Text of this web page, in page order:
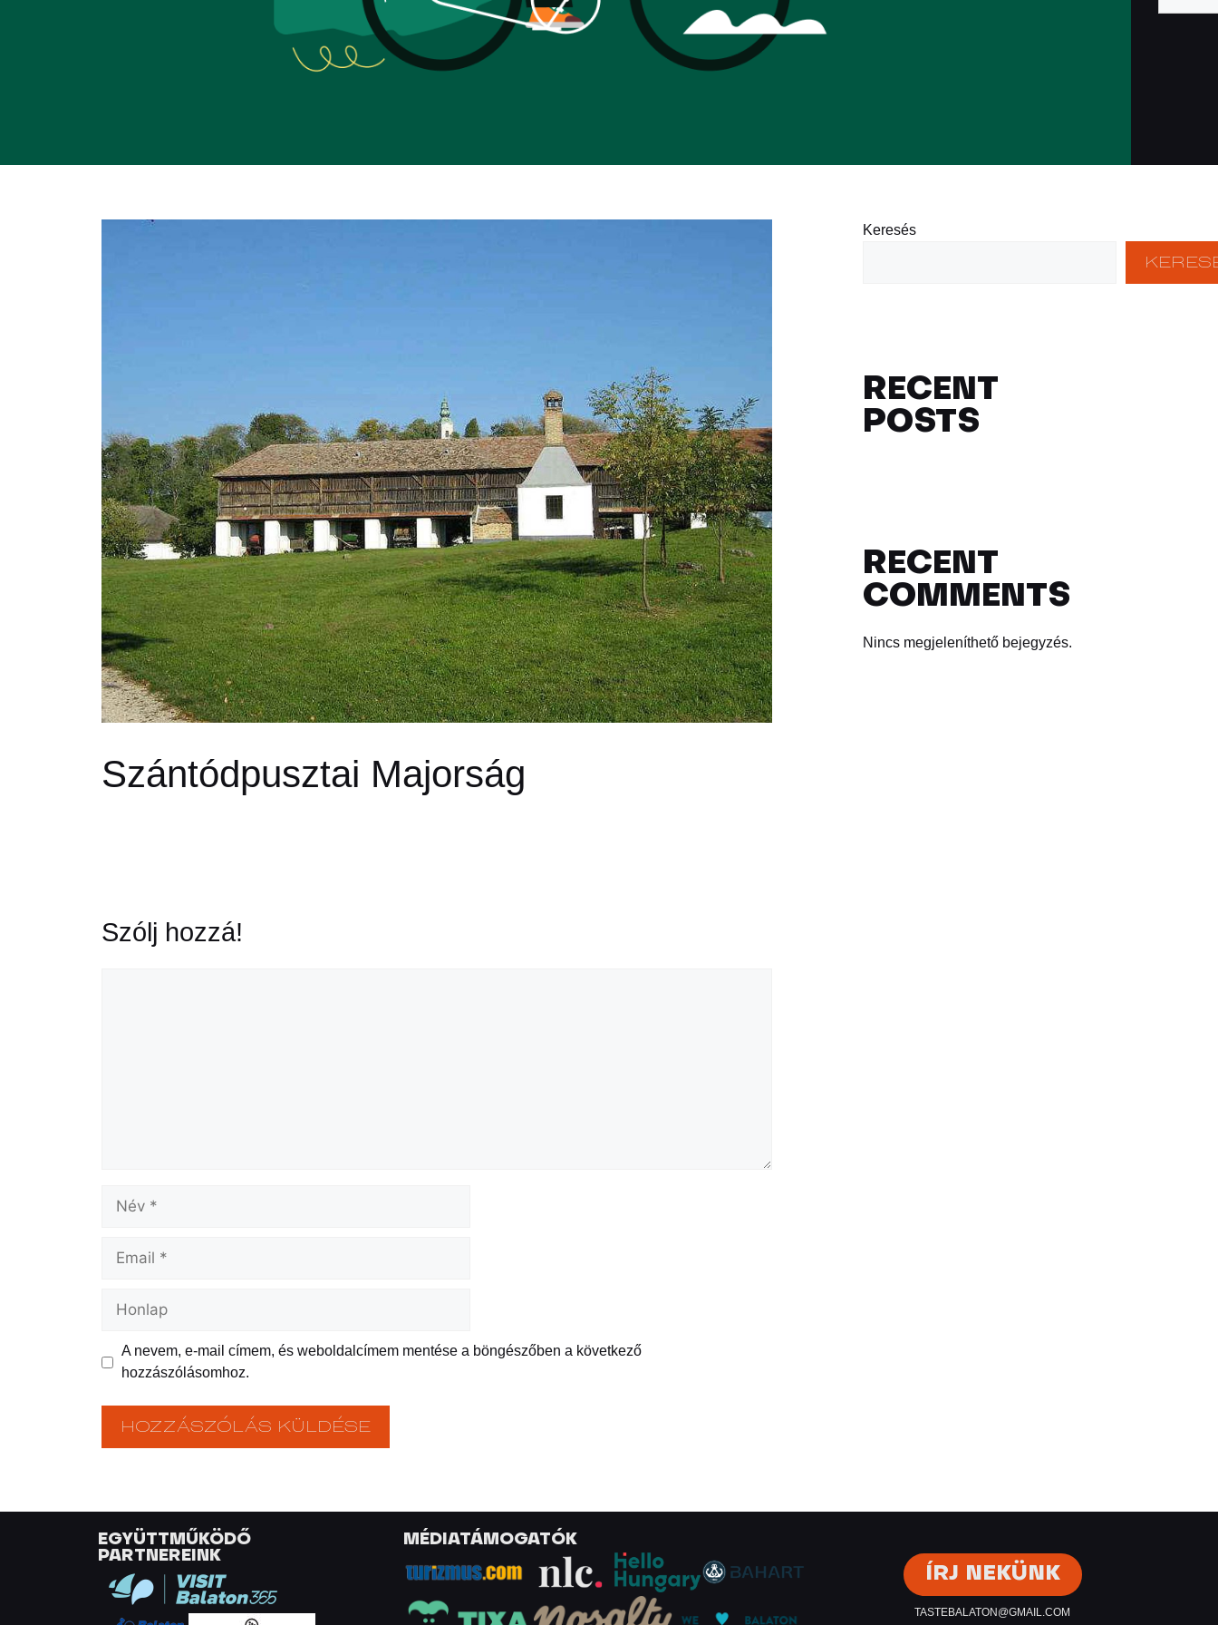
Szántódpusztai Majorság
Szólj hozzá!
A nevem, e-mail címem, és weboldalcímem mentése a böngészőben a következő
hozzászólásomhoz.
Keresés
RECENT
POSTS
RECENT
COMMENTS
Nincs megjeleníthető bejegyzés.
EGYÜTTMŰKÖDŐ
PARTNEREINK
MÉDIATÁMOGATÓK
ÍRJ NEKÜNK
TASTEBALATON@GMAIL.COM